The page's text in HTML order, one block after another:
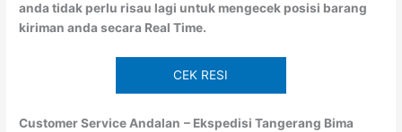
anda tidak perlu risau lagi untuk mengecek posisi barang
kiriman anda secara Real Time.
CEK RESI
Customer Service Andalan – Ekspedisi Tangerang Bima